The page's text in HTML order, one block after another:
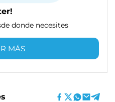
donde necesites
MÁS